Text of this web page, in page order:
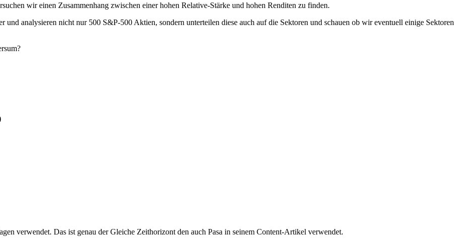
wir einen Zusammenhang zwischen einer hohen Relative-Stärke und hohen Renditen zu finden.
und analysieren nicht nur 500 S&P-500 Aktien, sondern unterteilen diese auch auf die Sektoren und schauen ob wir eventuell einige Sektoren
verwendet. Das ist genau der Gleiche Zeithorizont den auch Pasa in seinem Content-Artikel verwendet.